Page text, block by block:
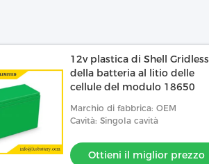
12v plastica di Shell Gridless
della batteria al litio delle
cellule del modulo 18650
Marchio di fabbrica: OEM
Cavità: Singola cavità
Ottieni il miglior prezzo